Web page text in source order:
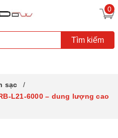
0
Tìm kiếm
sạc
L21-6000 – dung lượng cao